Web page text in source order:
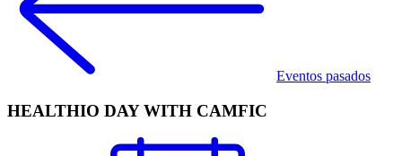
Eventos pasados
HEALTHIO DAY WITH CAMFIC